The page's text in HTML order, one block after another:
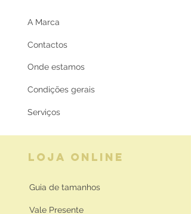
A Marca
Contactos
Onde estamos
Condições gerais
Serviços
LOJA ONLINE
Guia de tamanhos
Vale Presente